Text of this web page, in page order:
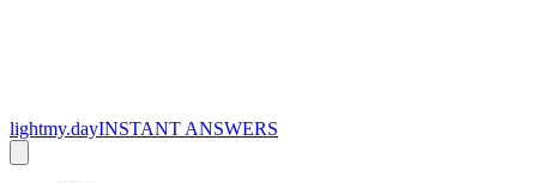
lightmy.dayINSTANT ANSWERS